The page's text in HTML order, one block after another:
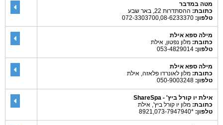
מטה במדבר
כתובת: ההסתדרות 22, באר שבע
טלפון:
מילה ספא אילת
כתובת: מלון נפטון, אילת
טלפון:
מילה ספא אילת
כתובת: מלון לאונרדו פלאזה, אילת
טלפון:
אילת יו קורל ביץ' - ShareSpa
כתובת: מלון יו קורל ביץ', אילת
טלפון: *8921,073-7947940